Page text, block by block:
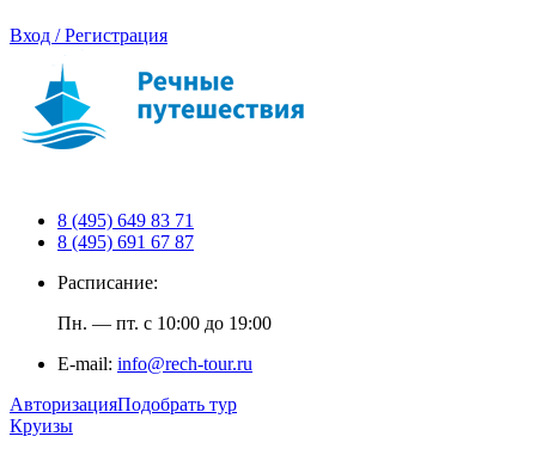
Вход / Регистрация
8 (495) 649 83 71
8 (495) 691 67 87
Расписание:
Пн. — пт. с 10:00 до 19:00
E-mail: info@rech-tour.ru
АвторизацияПодобрать тур
Круизы